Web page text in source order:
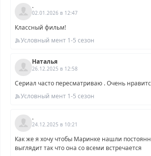
.
02.01.2026 в 12:47
Классный фильм!
Условный мент 1-5 сезон
Наталья
26.12.2025 в 12:58
Сериал часто пересматриваю . Очень
Условный мент 1-5 сезон
.
24.12.2025 в 10:21
Как же я хочу чтобы Маринке нашли
выглядит так что она со всеми встречается